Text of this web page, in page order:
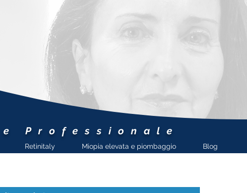
Professionale
Retinitaly Miopia elevata e piombaggio Blog
European
Society